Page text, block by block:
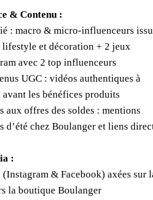
& Contenu :
: macro & micro-influenceurs
et décoration + 2 jeux
avec 2 top influenceurs
UGC : vidéos authentiques à
les bénéfices produits
aux offres des soldes : mentions
d’été chez Boulanger et liens
:
& Facebook) axées sur
la boutique Boulanger